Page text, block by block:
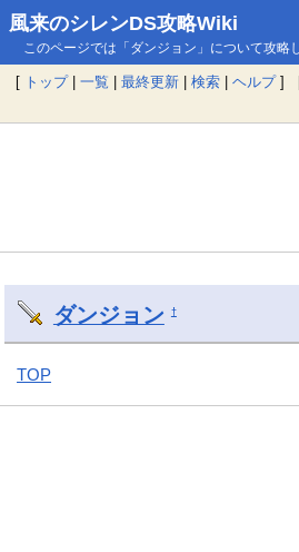
風来のシレンDS攻略Wiki
このページでは「ダンジョン」について攻略
[ トップ| 一覧 | 最終更新 | 検索 | ヘルプ]
ダンジョン †
TOP